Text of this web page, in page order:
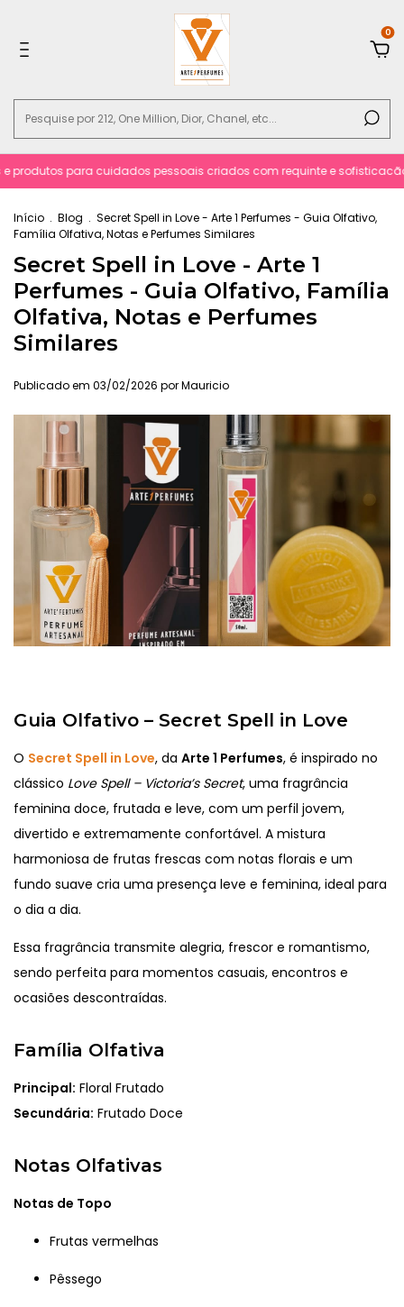
0
para cuidados pessoais criados com requinte e sofisticacão.
Início . Blog . Secret Spell in Love - Arte 1 Perfumes - Guia Olfativo,
Família Olfativa, Notas e Perfumes Similares
Secret Spell in Love - Arte 1
Perfumes - Guia Olfativo, Família
Olfativa, Notas e Perfumes
Similares
Publicado em 03/02/2026 por Mauricio
Guia Olfativo – Secret Spell in Love
O Secret Spell in Love, da Arte 1 Perfumes, é inspirado no
clássico Love Spell – Victoria’s Secret, uma fragrância
feminina doce, frutada e leve, com um perfil jovem,
divertido e extremamente confortável. A mistura
harmoniosa de frutas frescas com notas florais e um
fundo suave cria uma presença leve e feminina, ideal para
o dia a dia.
Essa fragrância transmite alegria, frescor e romantismo,
sendo perfeita para momentos casuais, encontros e
ocasiões descontraídas.
Família Olfativa
Principal: Floral Frutado
Secundária: Frutado Doce
Notas Olfativas
Notas de Topo
Frutas vermelhas
Pêssego